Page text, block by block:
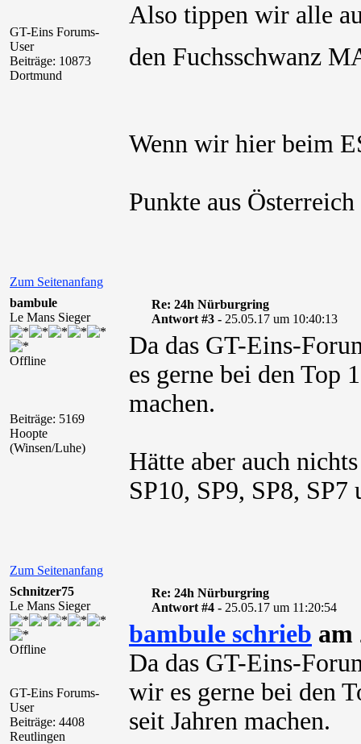
GT-Eins Forums-
User
Beiträge: 10873
Dortmund
Also tippen wir alle
den Fuchsschwanz
Wenn wir hier beim
Punkte aus
Zum Seitenanfang
bambule
Le Mans Sieger
Offline
Beiträge: 5169
Hoopte
(Winsen/Luhe)
Re: 24h Nürburgring
Antwort #3 - 25.05.17 um 10:40:13
Da das GT-Eins-
es gerne bei den Top
machen.
Hätte aber auch
SP10, SP9, SP8,
Zum Seitenanfang
Schnitzer75
Le Mans Sieger
Offline
GT-Eins Forums-
User
Beiträge: 4408
Reutlingen
Re: 24h Nürburgring
Antwort #4 - 25.05.17 um 11:20:54
bambule schrieb am
Da das GT-Eins-
wir es gerne bei den
seit Jahren machen.